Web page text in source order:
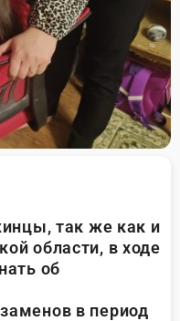
так же как и
области, в ходе
об
в период